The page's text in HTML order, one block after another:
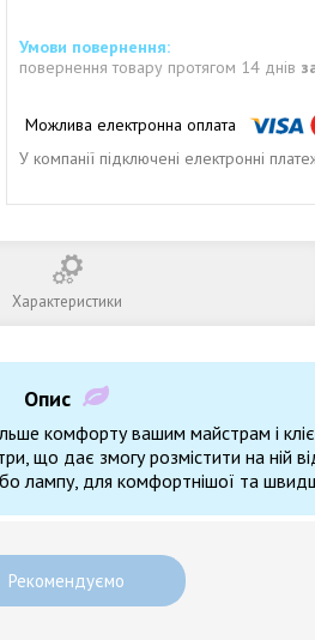
повернення товару протягом 14 днів
У компанії підключені електронні
Характеристики
Опис
комфорту вашим майстрам і
що дає змогу розмістити на ній
лампу, для комфортнішої та
Рекомендуємо